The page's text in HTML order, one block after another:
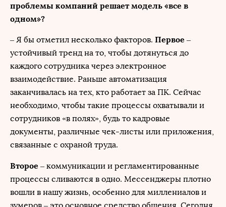
проблемы компаний решает модель «все в
одном»?
– Я бы отметил несколько факторов. Первое –
устойчивый тренд на то, чтобы дотянуться до
каждого сотрудника через электронное
взаимодействие. Раньше автоматизация
заканчивалась на тех, кто работает за ПК. Сейчас
необходимо, чтобы такие процессы охватывали и
сотрудников «в полях», будь то кадровые
документы, различные чек-листы или приложения,
связанные с охраной труда.
Второе – коммуникации и регламентированные
процессы сливаются в одно. Мессенджеры плотно
вошли в нашу жизнь, особенно для миллениалов и